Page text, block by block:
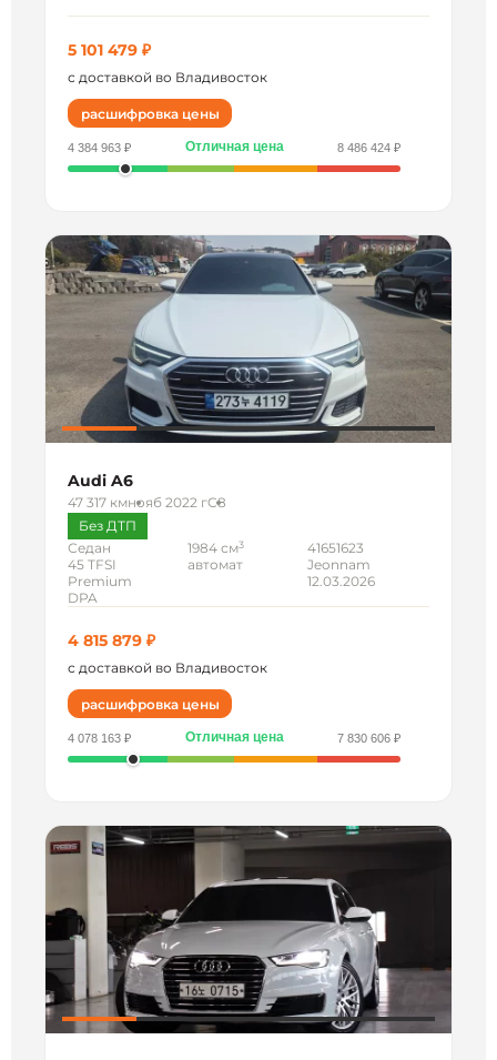
5 101 479 ₽
с доставкой во Владивосток
расшифровка цены
4 384 963 ₽ Отличная цена 8 486 424 ₽
Audi A6
47 317 кмнояб 2022 гC8
Без ДТП
Седан
45 TFSI
Premium
DPA
1984 см3
автомат
41651623
Jeonnam
12.03.2026
4 815 879 ₽
с доставкой во Владивосток
расшифровка цены
4 078 163 ₽ Отличная цена 7 830 606 ₽